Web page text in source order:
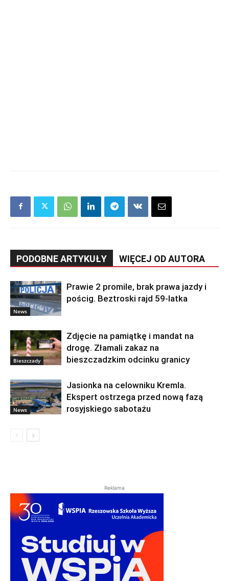
PODOBNE ARTYKUŁY WIĘCEJ OD AUTORA
News
Prawie 2 promile, brak prawa jazdy i
pościg. Beztroski rajd 59-latka
Bieszczady
Zdjęcie na pamiątkę i mandat na
drogę. Złamali zakaz na
bieszczadzkim odcinku granicy
News
Jasionka na celowniku Kremla.
Ekspert ostrzega przed nową fazą
rosyjskiego sabotażu
Reklama